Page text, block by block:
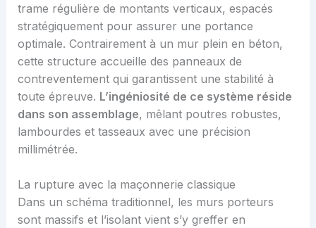
trame régulière de montants verticaux, espacés
stratégiquement pour assurer une portance
optimale. Contrairement à un mur plein en béton,
cette structure accueille des panneaux de
contreventement qui garantissent une stabilité à
toute épreuve. L’ingéniosité de ce système réside
dans son assemblage, mêlant poutres robustes,
lambourdes et tasseaux avec une précision
millimétrée.
La rupture avec la maçonnerie classique
Dans un schéma traditionnel, les murs porteurs
sont massifs et l’isolant vient s’y greffer en